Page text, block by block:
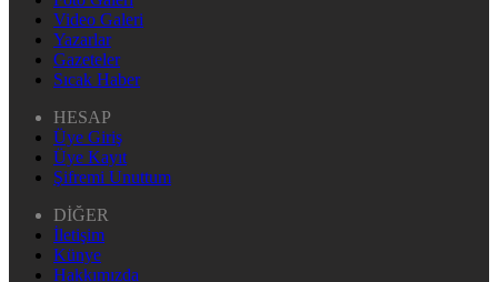
Video Galeri
Yazarlar
Gazeteler
Sıcak Haber
HESAP
Üye Giriş
Üye Kayıt
Şifremi Unuttum
DİĞER
İletişim
Künye
Hakkımızda